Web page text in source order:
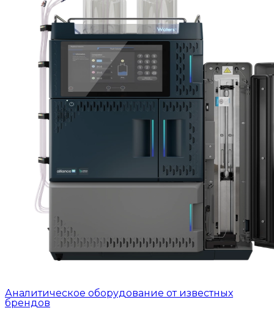
Аналитическое оборудование от известных
брендов